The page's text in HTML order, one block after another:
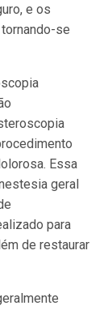
e os
se
Essa
geral
para
de restaurar